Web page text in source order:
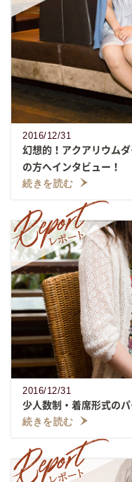
2016/12/31
幻想的！アクアリウム
の方へインタビュー！
続きを読む
2016/12/31
少人数制・着席形式の
続きを読む